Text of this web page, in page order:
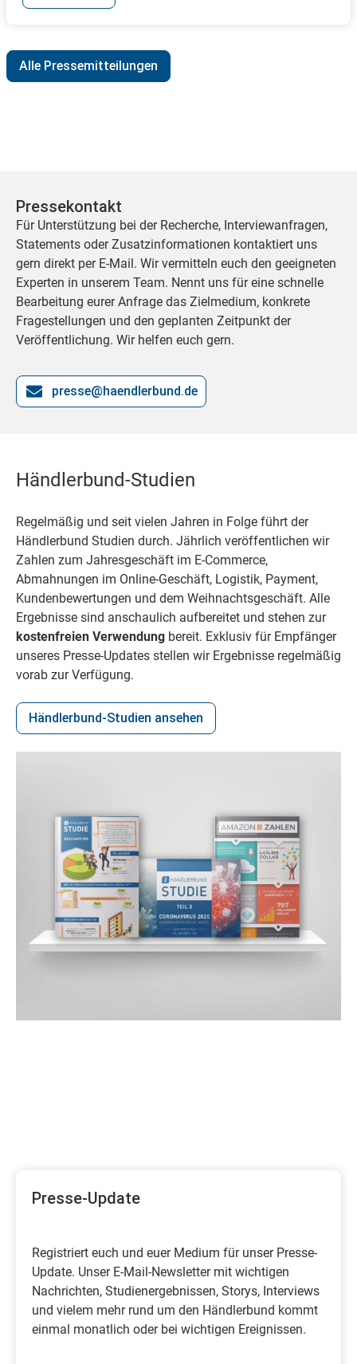
Alle Pressemitteilungen
Pressekontakt
Für Unterstützung bei der Recherche, Interviewanfragen,
Statements oder Zusatzinformationen kontaktiert uns
gern direkt per E-Mail. Wir vermitteln euch den geeigneten
Experten in unserem Team. Nennt uns für eine schnelle
Bearbeitung eurer Anfrage das Zielmedium, konkrete
Fragestellungen und den geplanten Zeitpunkt der
Veröffentlichung. Wir helfen euch gern.
presse@haendlerbund.de
Händlerbund-Studien
Regelmäßig und seit vielen Jahren in Folge führt der
Händlerbund Studien durch. Jährlich veröffentlichen wir
Zahlen zum Jahresgeschäft im E-Commerce,
Abmahnungen im Online-Geschäft, Logistik, Payment,
Kundenbewertungen und dem Weihnachtsgeschäft. Alle
Ergebnisse sind anschaulich aufbereitet und stehen zur
kostenfreien Verwendung bereit. Exklusiv für Empfänger
unseres Presse-Updates stellen wir Ergebnisse regelmäßig
vorab zur Verfügung.
Händlerbund-Studien ansehen
Presse-Update
Registriert euch und euer Medium für unser Presse-
Update. Unser E-Mail-Newsletter mit wichtigen
Nachrichten, Studienergebnissen, Storys, Interviews
und vielem mehr rund um den Händlerbund kommt
einmal monatlich oder bei wichtigen Ereignissen.